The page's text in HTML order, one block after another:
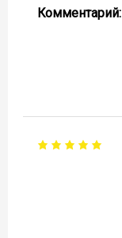
Комментарий: